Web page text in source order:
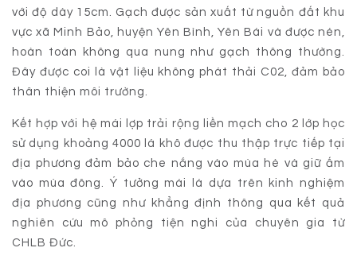
với độ dày 15cm. Gạch được sản xuất từ nguồn đất khu
vực xã Minh Bảo, huyện Yên Bình, Yên Bái và được nén,
hoàn toàn không qua nung như gạch thông thường.
Đây được coi là vật liệu không phát thải C02, đảm bảo
thân thiện môi trường.
Kết hợp với hệ mái lợp trải rộng liền mạch cho 2 lớp học
sử dụng khoảng 4000 lá khô được thu thập trực tiếp tại
địa phương đảm bảo che nắng vào mùa hè và giữ ấm
vào mùa đông. Ý tưởng mái lá dựa trên kinh nghiệm
địa phương cũng như khẳng định thông qua kết quả
nghiên cứu mô phỏng tiện nghi của chuyên gia từ
CHLB Đức.